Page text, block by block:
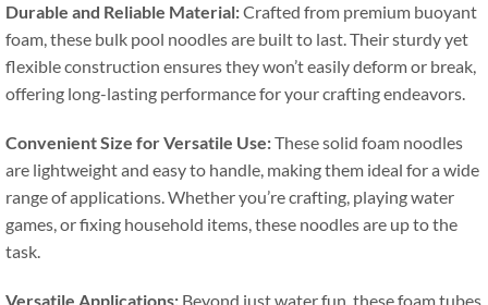
Durable and Reliable Material:Crafted from premium buoyant
foam,these bulk pool noodles are built to last.Their sturdy yet
flexible construction ensures they won’t easily deform or break,
offering long-lasting performance for your crafting endeavors.
Convenient Size for Versatile Use:These solid foam noodles
are lightweight and easy to handle, making them ideal for a wide
range of applications.Whether you’re crafting, playing water
games,or fixing household items,these noodles are up to the
task.
Versatile Applications: Beyond just water fun,these foam tubes